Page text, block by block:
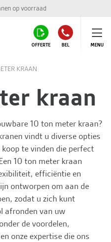
op voorraad
OFFERTE BEL MENU
KRAAN
kraan
10 ton meter kraan?
vindt u diverse opties
te vinden die perfect
10 ton meter kraan
efficiëntie en
ontworpen om aan de
zodat u zich kunt
afronden van uw
de voordelen,
onze expertise die ons